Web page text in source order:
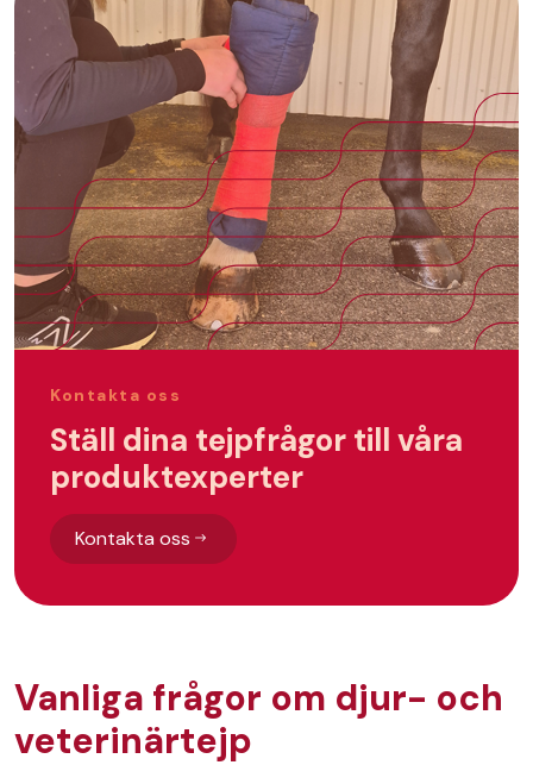
Kontakta oss
Ställ dina tejpfrågor till våra
produktexperter
Kontakta oss
Vanliga frågor om djur- och
veterinärtejp